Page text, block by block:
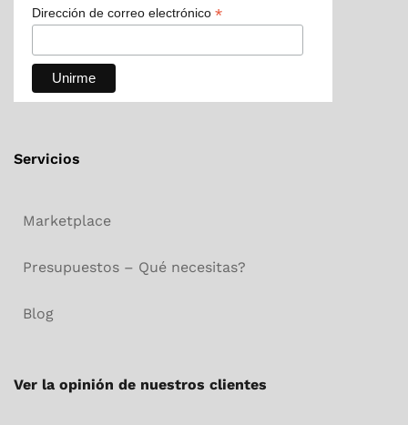
Dirección de correo electrónico *
Servicios
Marketplace
Presupuestos – Qué necesitas?
Blog
Ver la opinión de nuestros clientes